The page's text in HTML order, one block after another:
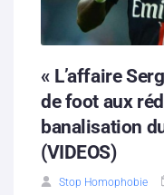
Hébergement solidaire
« L’affaire
de foot aux
banalisation
(VIDEOS)
Stop Homophobie